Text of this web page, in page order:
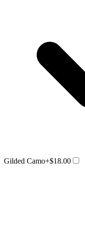
Gilded Camo+$18.00